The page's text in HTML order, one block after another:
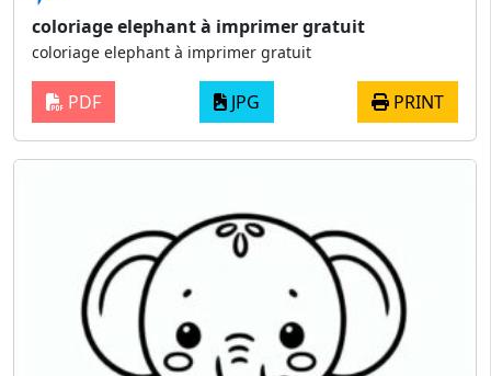
coloriage elephant à imprimer gratuit
coloriage elephant à imprimer gratuit
PDF JPG PRINT